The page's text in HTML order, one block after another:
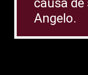
causa
Angelo.